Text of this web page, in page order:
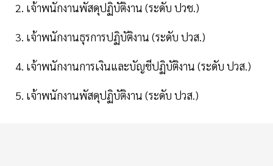
2. เจ้าพนักงานพัสดุปฏิบัติงาน (ระดับ ปวช.)
3. เจ้าพนักงานธุรการปฏิบัติงาน (ระดับ ปวส.)
4. เจ้าพนักงานการเงินและบัญชีปฏิบัติงาน (ระดับ ปวส.)
5. เจ้าพนักงานพัสดุปฏิบัติงาน (ระดับ ปวส.)